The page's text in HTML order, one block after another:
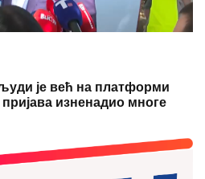
је већ на платформи
изненадио многе